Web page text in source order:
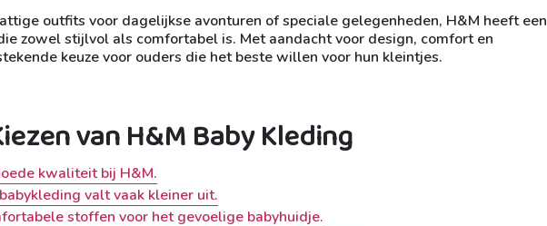
outfits voor dagelijkse avonturen of speciale gelegenheden, H&M heeft een
zowel stijlvol als comfortabel is. Met aandacht voor design, comfort en
keuze voor ouders die het beste willen voor hun kleintjes.
van H&M Baby Kleding
kwaliteit bij H&M.
valt vaak kleiner uit.
stoffen voor het gevoelige babyhuidje.